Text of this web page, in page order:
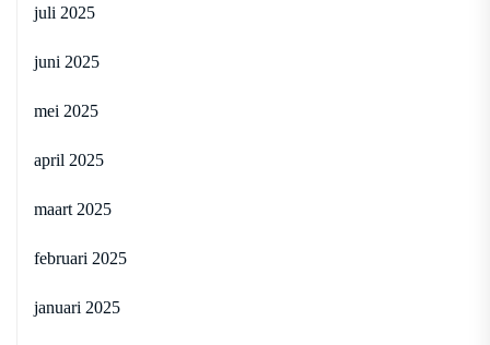
juli 2025
juni 2025
mei 2025
april 2025
maart 2025
februari 2025
januari 2025